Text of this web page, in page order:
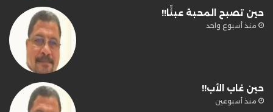
حين تصبح المحبة عبئًا!!
منذ أسبوع واحد
حين غاب الأب!!
منذ أسبوعين